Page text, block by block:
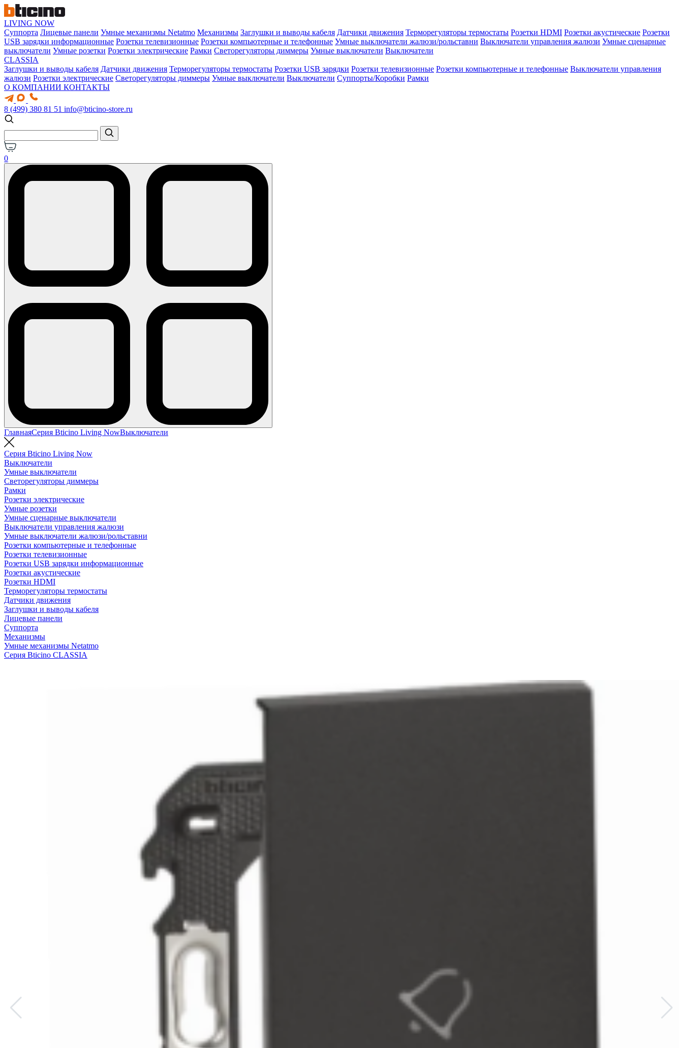
LIVING NOW
Суппорта Лицевые панели Умные механизмы Netatmo Механизмы Заглушки и выводы кабеля Датчики движения Терморегуляторы термостаты Розетки HDMI Розетки акустические Розетки
USB зарядки информационные Розетки телевизионные Розетки компьютерные и телефонные Умные выключатели жалюзи/рольставни Выключатели управления жалюзи Умные сценарные
выключатели Умные розетки Розетки электрические Рамки Светорегуляторы диммеры Умные выключатели Выключатели
CLASSIA
Заглушки и выводы кабеля Датчики движения Терморегуляторы термостаты Розетки USB зарядки Розетки телевизионные Розетки компьютерные и телефонные Выключатели управления
жалюзи Розетки электрические Светорегуляторы диммеры Умные выключатели Выключатели Суппорты/Коробки Рамки
О КОМПАНИИ КОНТАКТЫ
8 (499) 380 81 51 info@bticino-store.ru
0
ГлавнаяСерия Bticino Living NowВыключатели
Серия Bticino Living Now
Выключатели
Умные выключатели
Светорегуляторы диммеры
Рамки
Розетки электрические
Умные розетки
Умные сценарные выключатели
Выключатели управления жалюзи
Умные выключатели жалюзи/рольставни
Розетки компьютерные и телефонные
Розетки телевизионные
Розетки USB зарядки информационные
Розетки акустические
Розетки HDMI
Терморегуляторы термостаты
Датчики движения
Заглушки и выводы кабеля
Лицевые панели
Суппорта
Механизмы
Умные механизмы Netatmo
Серия Bticino CLASSIA